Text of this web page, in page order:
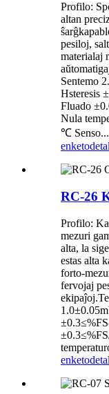
Profilo:
altan
pesiloj,
materialaj
Sentemo
Hsteresis
Fluado
Nula
℃ Senso...
enketo
RC-26
Profilo:
mezuri
alta, la
estas alta
forto-
fervojaj
enketo